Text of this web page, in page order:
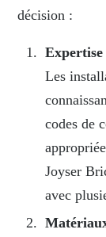
décision :
Expertise
Les
codes de
Joyser
avec